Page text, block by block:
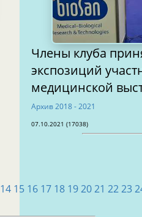
Члены клуба
экспозиций
медицинской
Архив 2018 - 2021
07.10.2021 (17038)
14 15 16 17 18 192021 2223